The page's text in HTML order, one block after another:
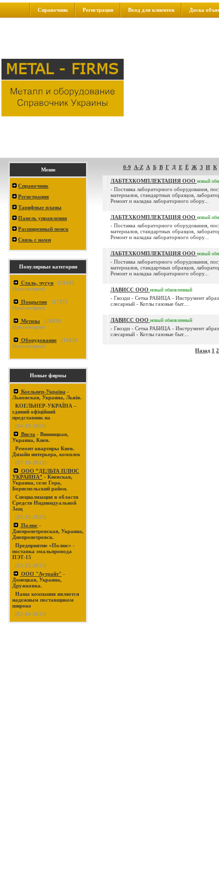
Справочник Регистрация Вход для клиентов Доска
Меню
Справочник
Регистрация
Тарифные планы
Панель управления
Расширенный поиск
Связь с нами
Популярные категории
Сталь, чугун (19103
Просмотров)
Покрытия (17375
Просмотров)
Метизы (16838
Просмотров)
Оборудование (16620
Просмотров)
Новые фирмы
Коельнер-Україна -
Львовская, Украина, Львів.
КОЕЛЬНЕР-УКРАЇНА –
єдиний офіційний
представник на
(04-19-2014)
Виста - Винницкая,
Украина, Киев.
Ремонт квартиры Киев.
Дизайн интерьера, комплек
(07-18-2013)
ООО ”ДЕЛЬТА ПЛЮС
УКРАИНА” - Киевская,
Украина, село Гора,
Бориспольский район.
Специализация в области
Средств Индивидуальной
Защ
(03-31-2013)
Полюс -
Днепропетровская, Украина,
Днепропетровск.
Предприятие «Полюс» -
поставка эмальпровода
ПЭТ-15
(03-25-2013)
ООО "Аутрайт" -
Донецкая, Украина,
Дружковка.
Наша компания является
надежным поставщиком
широко
(02-06-2013)
0-9 A-Z А Б В Г Д Е Ё Ж З И К
ЛАБТЕХКОМПЛЕКТАЦИЯ ООО новый
- Поставка лабораторного оборудования,
материалов, стандартных образцов,
Ремонт и наладка лабораторного обору...
ЛАБТЕХКОМПЛЕКТАЦИЯ ООО новый
- Поставка лабораторного оборудования,
материалов, стандартных образцов,
Ремонт и наладка лабораторного обору...
ЛАБТЕХКОМПЛЕКТАЦИЯ ООО новый
- Поставка лабораторного оборудования,
материалов, стандартных образцов,
Ремонт и наладка лабораторного обору...
ЛАВИСС ООО новый обновленный
- Гвозди - Сетка РАБИЦА - Инструмент
слесарный - Котлы газовые быт....
ЛАВИСС ООО новый обновленный
- Гвозди - Сетка РАБИЦА - Инструмент
слесарный - Котлы газовые быт....
Назад 1 2